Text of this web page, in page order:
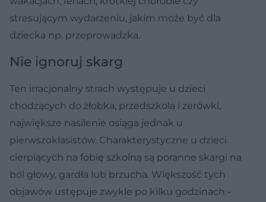
stresującym wydarzeniu, jakim może być dla
dziecka np. przeprowadzka.
Nie ignoruj skarg
Ten irracjonalny strach występuje u dzieci
chodzących do żłobka, przedszkola i zerówki,
największe nasilenie osiąga jednak u
pierwszoklasistów. Charakterystyczne u dzieci
cierpiących na fobię szkolną są poranne skargi na
ból głowy, gardła lub brzucha. Większość tych
objawów ustępuje zwykle po kilku godzinach -